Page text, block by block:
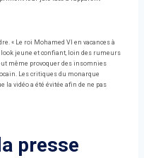
« Le roi Mohamed VI en vacances à
look jeune et confiant, loin des rumeurs
même provoquer des insomnies
Les critiques du monarque
la vidéo a été évitée afin de ne pas
presse